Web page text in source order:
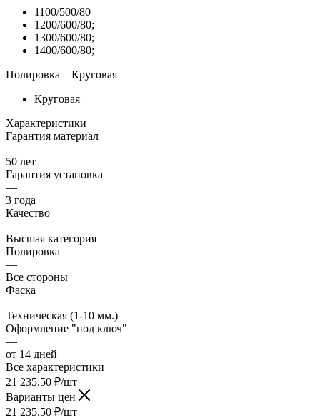
1100/500/80
1200/600/80;
1300/600/80;
1400/600/80;
Полировка—Круговая
Круговая
Характеристики
Гарантия материал
—
50 лет
Гарантия установка
—
3 года
Качество
—
Высшая категория
Полировка
—
Все стороны
Фаска
—
Техническая (1-10 мм.)
Оформление "под ключ"
—
от 14 дней
Все характеристики
21 235.50 ₽/шт
Варианты цен
21 235.50 ₽/шт